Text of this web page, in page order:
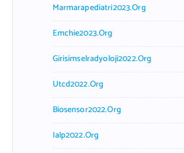
Marmarapediatri2023.org
Emchie2023.org
Girisimselradyoloji2022.org
Utcd2022.org
Biosensor2022.org
Ialp2022.org